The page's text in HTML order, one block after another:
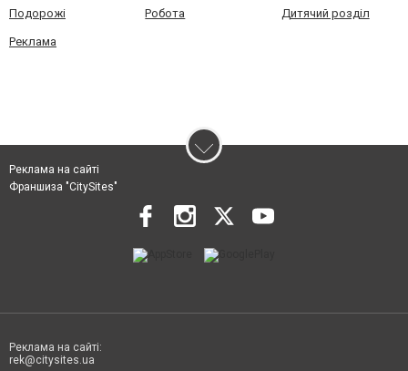
Подорожі Робота Дитячий розділ
Реклама
Реклама на сайті
Франшиза "CitySites"
Реклама на сайті:
rek@citysites.ua